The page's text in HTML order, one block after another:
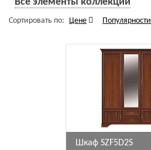
Сортировать по: Цене Популярности
Шкаф SZF5D2S